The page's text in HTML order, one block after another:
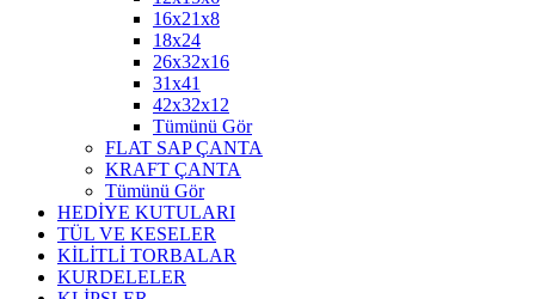
16x21x8
18x24
26x32x16
31x41
42x32x12
Tümünü Gör
FLAT SAP ÇANTA
KRAFT ÇANTA
Tümünü Gör
HEDİYE KUTULARI
TÜL VE KESELER
KİLİTLİ TORBALAR
KURDELELER